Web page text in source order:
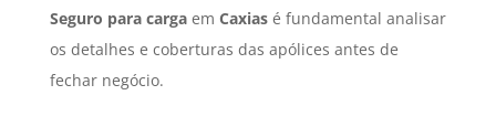
Seguro para cargaem Caxiasé fundamental analisar
os detalhes e coberturas das apólices antes de
fechar negócio.